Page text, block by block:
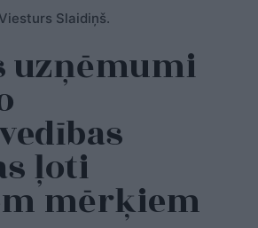
Slaidiņš.
uzņēmumi
ļoti
mērķiem